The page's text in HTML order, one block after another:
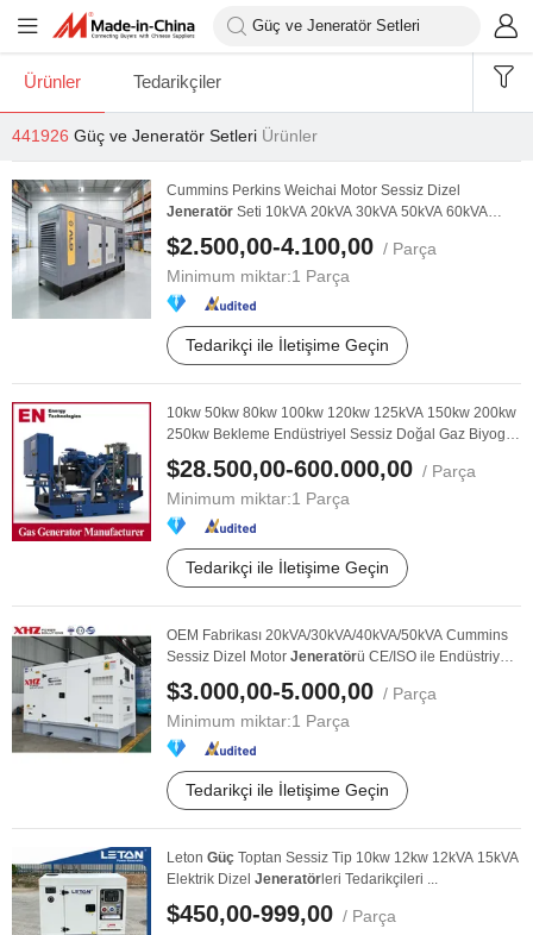
Ürünler Tedarikçiler
441926 Güç ve Jeneratör Setleri Ürünler
Cummins Perkins Weichai Motor Sessiz Dizel
Jeneratör Seti 10kVA 20kVA 30kVA 50kVA 60kVA
100kVA ...
$2.500,00-4.100,00 / Parça
Minimum miktar:1 Parça
Tedarikçi ile İletişime Geçin
10kw 50kw 80kw 100kw 120kw 125kVA 150kw 200kw
250kw Bekleme Endüstriyel Sessiz Doğal Gaz Biyogaz
LPG ...
$28.500,00-600.000,00 / Parça
Minimum miktar:1 Parça
Tedarikçi ile İletişime Geçin
OEM Fabrikası 20kVA/30kVA/40kVA/50kVA Cummins
Sessiz Dizel Motor Jeneratörü CE/ISO ile Endüstriyel
...
$3.000,00-5.000,00 / Parça
Minimum miktar:1 Parça
Tedarikçi ile İletişime Geçin
Leton Güç Toptan Sessiz Tip 10kw 12kw 12kVA 15kVA
Elektrik Dizel Jeneratör leri Tedarikçileri ...
$450,00-999,00 / Parça